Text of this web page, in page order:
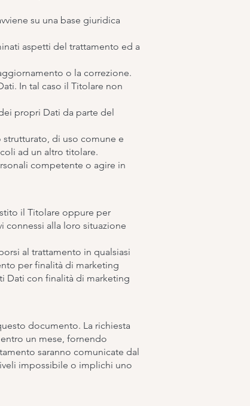
su una base giuridica
aspetti del trattamento ed a
o la correzione.
In tal caso il Titolare non
propri Dati da parte del
di uso comune e
ad un altro titolare.
competente o agire in
il Titolare oppure per
alla loro situazione
al trattamento in qualsiasi
per finalità di marketing
Dati con finalità di marketing
documento. La richiesta
un mese, fornendo
saranno comunicate dal
impossibile o implichi uno